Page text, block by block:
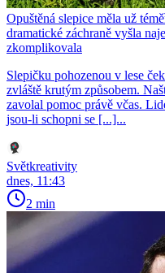
Opuštěná slepice měla už
dramatické záchraně vyšla
zkomplikovala
Slepičku pohozenou v lese
zvláště krutým způsobem.
zavolal pomoc právě včas.
jsou-li schopni se [...]...
Světkreativity
dnes, 11:43
2 min